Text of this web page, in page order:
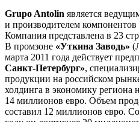
Grupo Antolin является
и производителем компонентов
Компания представлена в 23
В промзоне «Уткина Заводь»
марта 2011 года действует
Санкт-Петербург»,
продукции на российском
холдинга в экономику региона
14 миллионов евро. Объем
составил 12 миллионов евро.